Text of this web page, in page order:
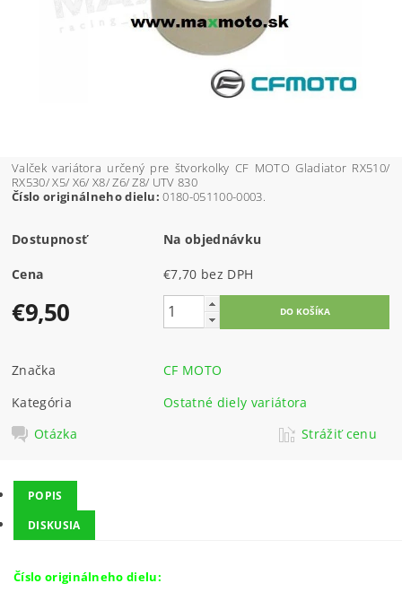
Valček variátora určený pre štvorkolky CF MOTO Gladiator RX510/
RX530/ X5/ X6/ X8/ Z6/ Z8/ UTV 830
Číslo originálneho dielu: 0180-051100-0003.
Dostupnosť Na objednávku
Cena €7,70 bez DPH
€9,50
Značka
CF MOTO
Kategória
Ostatné diely variátora
Otázka
Strážiť cenu
POPIS
DISKUSIA
Číslo originálneho dielu: